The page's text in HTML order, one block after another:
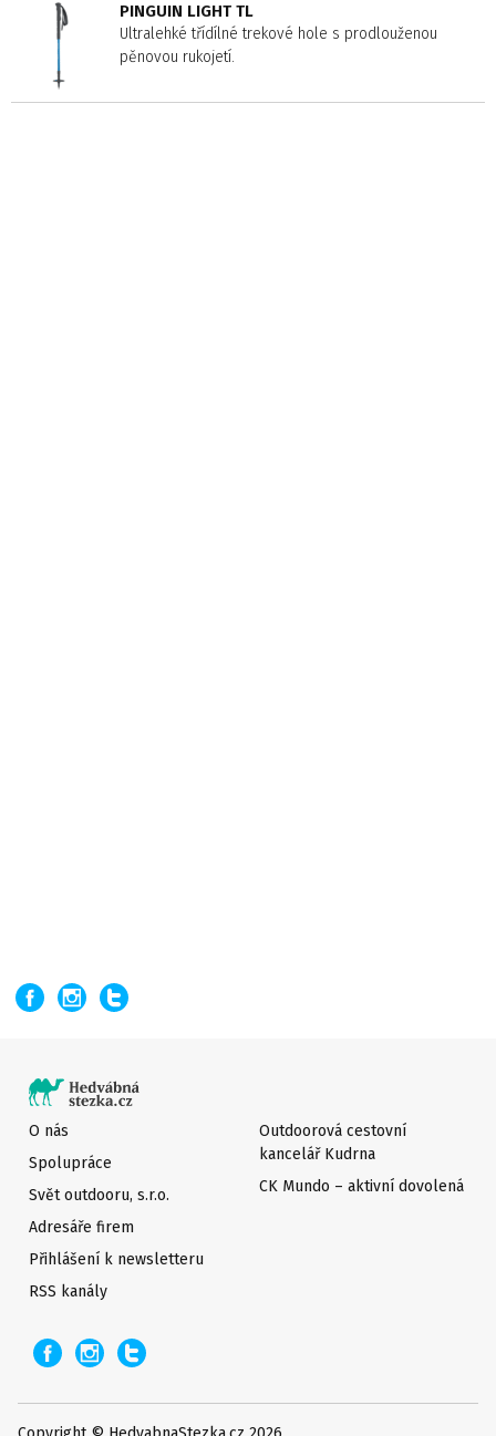
PINGUIN LIGHT TL
Ultralehké třídílné trekové hole s prodlouženou
pěnovou rukojetí.
O nás
Spolupráce
Svět outdooru, s.r.o.
Adresáře firem
Přihlášení k newsletteru
Outdoorová cestovní
kancelář Kudrna
CK Mundo – aktivní dovolená
RSS kanály